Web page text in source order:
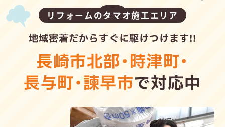
リフォームのタマオ施工エリア
地域密着だからすぐに駆けつけます!!
長崎市北部・時津町・
長与町・諫早市で対応中